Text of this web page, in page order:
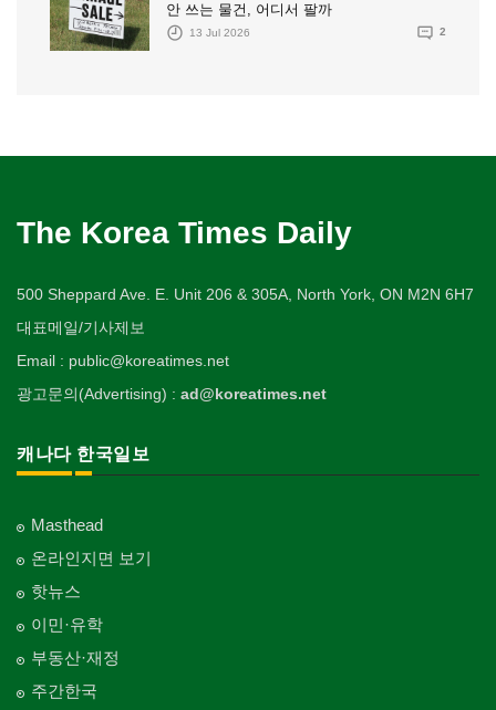
안 쓰는 물건, 어디서 팔까
13 Jul 2026 2
The Korea Times Daily
500 Sheppard Ave. E. Unit 206 & 305A, North York, ON M2N 6H7
대표메일/기사제보
Email : public@koreatimes.net
광고문의(Advertising) : ad@koreatimes.net
캐나다 한국일보
Masthead
온라인지면 보기
핫뉴스
이민·유학
부동산·재정
주간한국